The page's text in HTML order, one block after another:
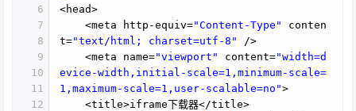
6
7
8
9
10
11
12
<head>
<meta http-equiv="Content-Type"
conten
t="text/html; charset=utf-8"
/>
<meta name="viewport" content="width=d
evice-width,initial-scale=1,minimum-scale=
1,maximum-scale=1,user-scalable=no">
<title>iframe下载器</title>